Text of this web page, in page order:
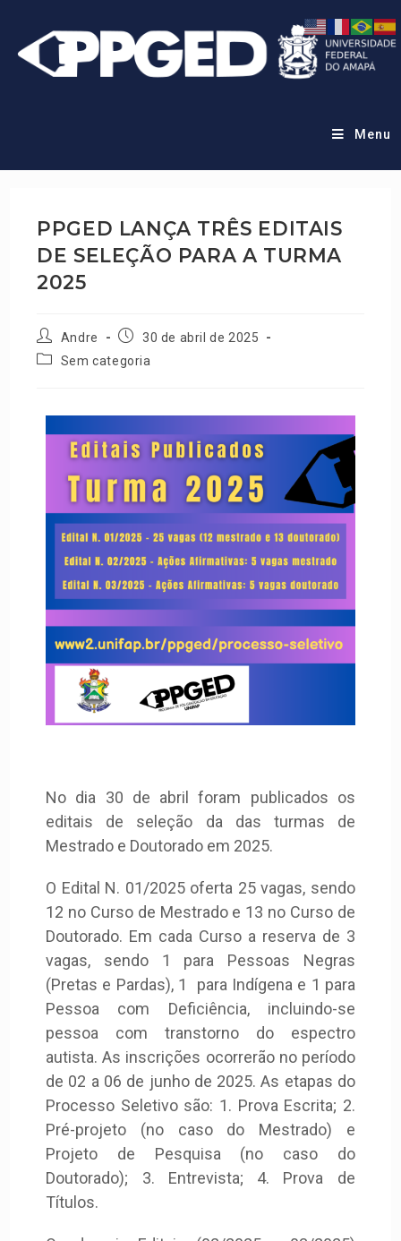
Menu
PPGED LANÇA TRÊS EDITAIS
DE SELEÇÃO PARA A TURMA
2025
Andre
30 de abril de 2025
Sem categoria
No dia 30 de abril foram publicados os
editais de seleção da das turmas de
Mestrado e Doutorado em 2025.
O Edital N. 01/2025 oferta 25 vagas, sendo
12 no Curso de Mestrado e 13 no Curso de
Doutorado. Em cada Curso a reserva de 3
vagas, sendo 1 para Pessoas Negras
(Pretas e Pardas), 1 para Indígena e 1 para
Pessoa com Deficiência, incluindo-se
pessoa com transtorno do espectro
autista. As inscrições ocorrerão no período
de 02 a 06 de junho de 2025. As etapas do
Processo Seletivo são: 1. Prova Escrita; 2.
Pré-projeto (no caso do Mestrado) e
Projeto de Pesquisa (no caso do
Doutorado); 3. Entrevista; 4. Prova de
Títulos.